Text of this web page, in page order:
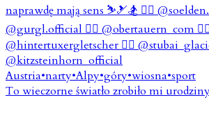
To wieczorne światło zrobiło mi